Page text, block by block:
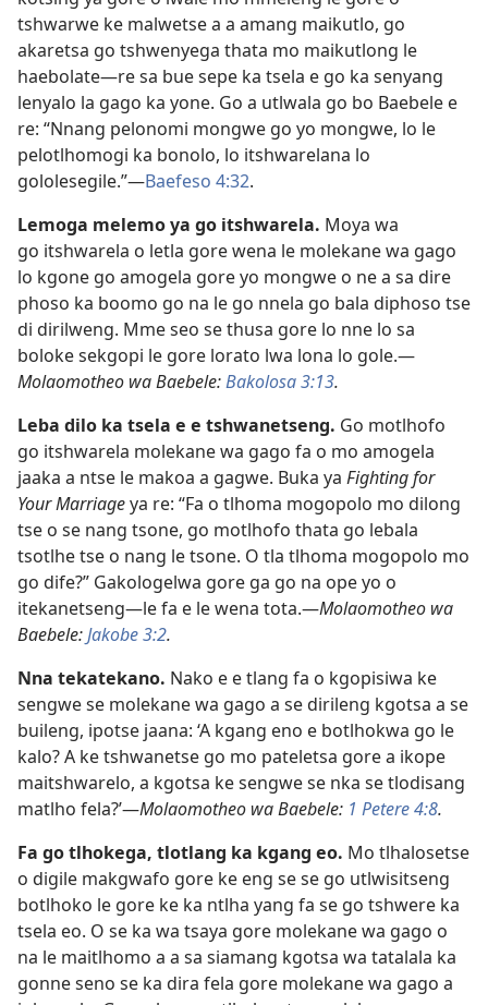
tshwarwe ke malwetse a a amang maikutlo, go
akaretsa go tshwenyega thata mo maikutlong le
haebolate—re sa bue sepe ka tsela e go ka senyang
lenyalo la gago ka yone. Go a utlwala go bo Baebele e
re: “Nnang pelonomi mongwe go yo mongwe, lo le
pelotlhomogi ka bonolo, lo itshwarelana lo
gololesegile.”—Baefeso 4:32.
Lemoga melemo ya go itshwarela. Moya wa
go itshwarela o letla gore wena le molekane wa gago
lo kgone go amogela gore yo mongwe o ne a sa dire
phoso ka boomo go na le go nnela go bala diphoso tse
di dirilweng. Mme seo se thusa gore lo nne lo sa
boloke sekgopi le gore lorato lwa lona lo gole.—
Molaomotheo wa Baebele:Bakolosa 3:13.
Leba dilo ka tsela e e tshwanetseng. Go motlhofo
go itshwarela molekane wa gago fa o mo amogela
jaaka a ntse le makoa a gagwe. Buka ya Fighting for
Your Marriageya re: “Fa o tlhoma mogopolo mo dilong
tse o se nang tsone, go motlhofo thata go lebala
tsotlhe tse o nang le tsone. O tla tlhoma mogopolo mo
go dife?” Gakologelwa gore ga go na ope yo o
itekanetseng—le fa e le wena tota.—Molaomotheo wa
Baebele:Jakobe 3:2.
Nna tekatekano. Nako e e tlang fa o kgopisiwa ke
sengwe se molekane wa gago a se dirileng kgotsa a se
buileng, ipotse jaana: ‘A kgang eno e botlhokwa go le
kalo? A ke tshwanetse go mo pateletsa gore a ikope
maitshwarelo, a kgotsa ke sengwe se nka se tlodisang
matlho fela?’—Molaomotheo wa Baebele: 1 Petere 4:8.
Fa go tlhokega, tlotlang ka kgang eo. Mo tlhalosetse
o digile makgwafo gore ke eng se se go utlwisitseng
botlhoko le gore ke ka ntlha yang fa se go tshwere ka
tsela eo. O se ka wa tsaya gore molekane wa gago o
na le maitlhomo a a sa siamang kgotsa wa tatalala ka
gonne seno se ka dira fela gore molekane wa gago a